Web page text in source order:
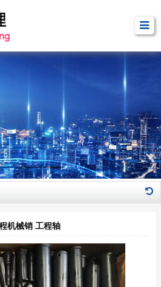
机械销 工程轴